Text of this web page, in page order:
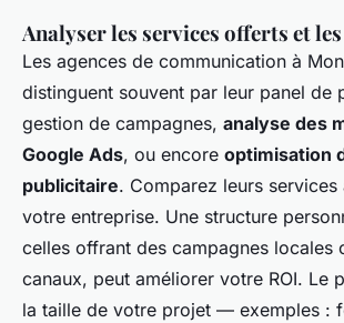
Analyser les services offerts et
Les agences de communication à
distinguent souvent par leur panel de
gestion de campagnes, analyse des
Google Ads, ou encore optimisation
publicitaire. Comparez leurs
votre entreprise. Une structure
celles offrant des campagnes locales
canaux, peut améliorer votre ROI. Le
la taille de votre projet — exemples :